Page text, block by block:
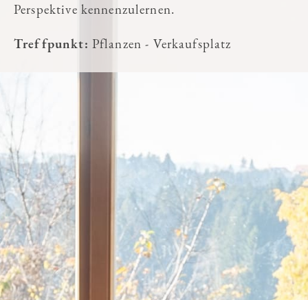
Perspektive kennenzulernen.
Treffpunkt: Pflanzen - Verkaufsplatz